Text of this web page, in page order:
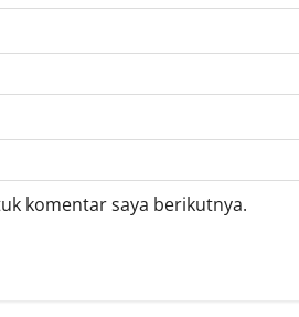
komentar saya berikutnya.